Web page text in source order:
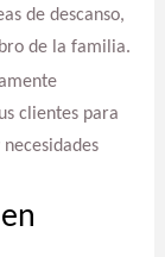
de descanso,
de la familia.
clientes para